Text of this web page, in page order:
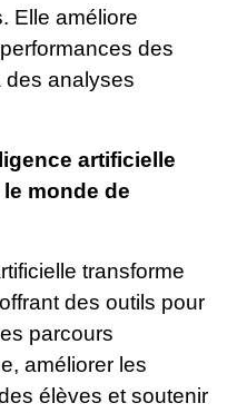
Elle améliore
des
des analyses
artificielle
monde de
transforme
des outils pour
parcours
améliorer les
élèves et soutenir